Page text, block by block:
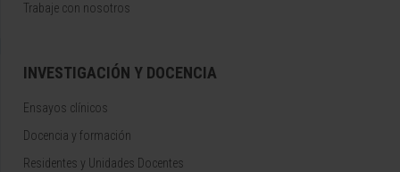
Trabaje con nosotros
INVESTIGACIÓN Y DOCENCIA
Ensayos clínicos
Docencia y formación
Residentes y Unidades Docentes